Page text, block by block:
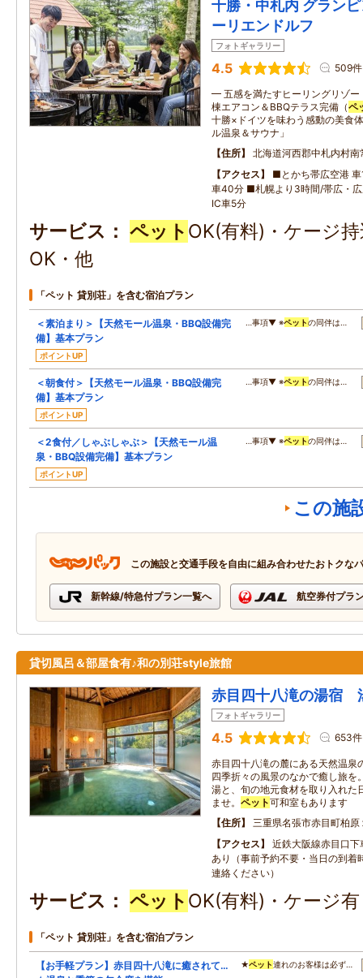
十勝・中札内 グラン
ーリエンドルフ
フォトギャラリー
4.5 509件
━ 五感を満たすヒーリングリゾ
棟エアコン＆BBQテラス完備（ペ
十勝×ドイツを味わう感動の美食
ル温泉＆サウナ」
住所
北海道河西郡中札内村南
アクセス
■とかち帯広空港
車40分 ■札幌より3時間/帯広・
IC車5分
サービス ペット OK(有料)・ケージ
OK・他
「ペット 貸別荘」を含む宿泊プラン
＜素泊まり＞【天然モール温泉・BBQ設備完
備】基本プラン
ポイントUP
…事項▼ ※ペットの同伴は…
＜朝食付＞【天然モール温泉・BBQ設備完
備】基本プラン
ポイントUP
…事項▼ ※ペットの同伴は…
＜2食付／しゃぶしゃぶ＞【天然モール温
泉・BBQ設備完備】基本プラン
ポイントUP
…事項▼ ※ペットの同伴は…
この施
この施設と交通手段を自由に組み合わせたおトクな
新幹線/特急付プラン一覧へ 航空券付プラ
貸切風呂＆部屋食有♪和の別荘style旅館
赤目四十八滝の湯宿
フォトギャラリー
4.5 653件
赤目四十八滝の麓にある天然温泉
四季折々の風景のなかで癒し旅を
湯と、旬の地元食材を取り入れた
ませ。 ペット可和室もあります
住所
三重県名張市赤目町柏原
アクセス
近鉄大阪線赤目口
あり（事前予約不要・当日の到着
連絡ください）
サービス ペット OK(有料)・ケージ
「ペット 貸別荘」を含む宿泊プラン
【お手軽プラン】赤目四十八滝に癒されて…
★ペット連れのお客様は必ず…